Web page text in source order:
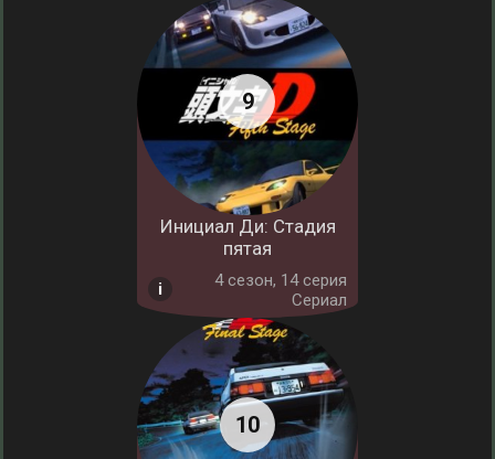
Инициал Ди: Стадия
пятая
4 cезон, 14 серия
Сериал